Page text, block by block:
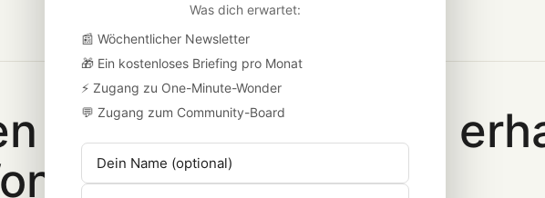
Podcast mehr und
Was dich erwartet:
📰 Wöchentlicher Newsletter
🎁 Ein kostenloses Briefing pro Monat
⚡ Zugang zu One-Minute-Wonder
💬 Zugang zum Community-Board